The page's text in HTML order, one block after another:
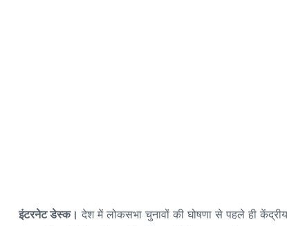
इंटरनेट डेस्क। देश में लोकसभा चुनावों की घोषणा से पहले ही